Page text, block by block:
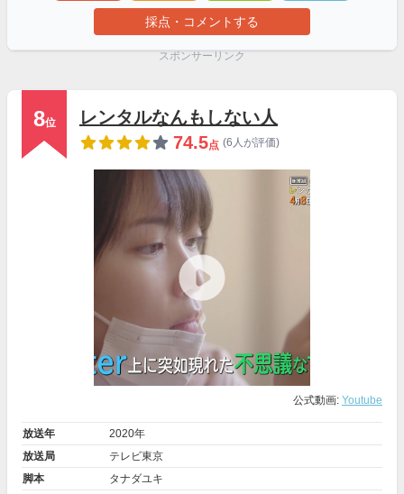
採点・コメントする
スポンサーリンク
8位
レンタルなんもしない人
74.5点 (6人が評価)
公式動画: Youtube
放送年
2020年
放送局
テレビ東京
脚本
タナダユキ